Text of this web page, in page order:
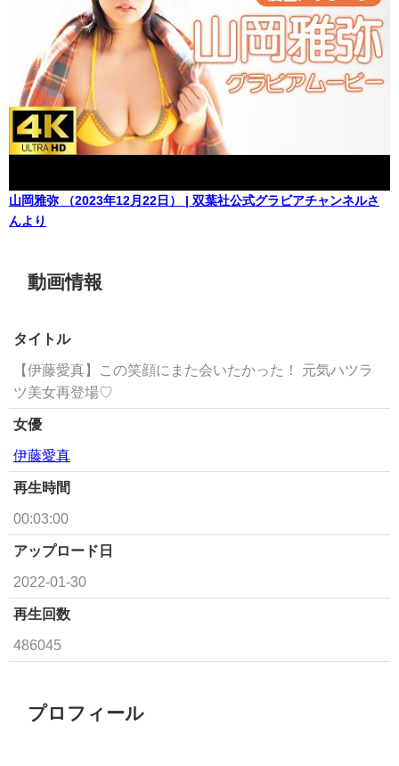
山岡雅弥 （2023年12月22日） | 双葉社公式グラビアチャンネルさ
んより
動画情報
タイトル
【伊藤愛真】この笑顔にまた会いたかった！ 元気ハツラ
ツ美女再登場♡
女優
伊藤愛真
再生時間
00:03:00
アップロード日
2022-01-30
再生回数
486045
プロフィール